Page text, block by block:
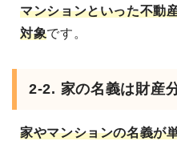
マンションといった不動
対象です。
2-2. 家の名義は財産
家やマンションの名義が